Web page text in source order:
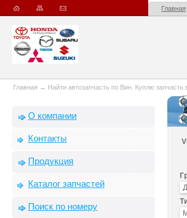
Главная
Главная → Найти автозапчасть по Вин. Куплю
О компании
Контакты
Продукция
Каталог запчастей
Поиск по номеру